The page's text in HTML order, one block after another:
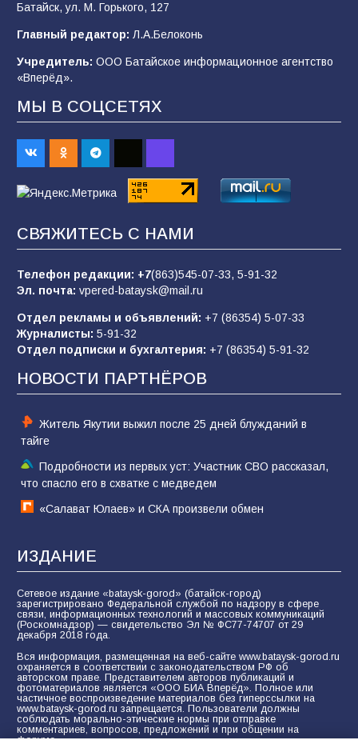
Будет ли мобилизация в России в 2026 году
после выборов: в Госдуме дали ответ
102 06.08.2026
В детском саду № 35 дети освоили
строительные профессии в ходе
спортивного праздника
07.08.2026
«Слухами Москву не возьмёшь»: почему
отчаяние, а не разведка
83 02.08.2026
Командовал боем до последнего: герой
60 05.08.2026
Батайск, ул. М. Горького, 127
Главный редактор: Л.А.Белоконь
Учредитель: ООО Батайское информационное агентство
«Вперёд».
МЫ В СОЦСЕТЯХ
СВЯЖИТЕСЬ С НАМИ
Телефон редакции: +7(863)545-07-33, 5-91-32
Эл. почта: vpered-bataysk@mail.ru
Отдел рекламы и объявлений: +7 (86354) 5-07-33
Журналисты: 5-91-32
Отдел подписки и бухгалтерия: +7 (86354) 5-91-32
НОВОСТИ ПАРТНЁРОВ
Житель Якутии выжил после 25 дней блужданий в
тайге
Подробности из первых уст: Участник СВО рассказал,
что спасло его в схватке с медведем
«Салават Юлаев» и СКА произвели обмен
ИЗДАНИЕ
Сетевое издание «bataysk-gorod» (батайск-город)
зарегистрировано Федеральной службой по надзору в сфере
связи, информационных технологий и массовых коммуникаций
(Роскомнадзор) — свидетельство Эл № ФС77-74707 от 29
декабря 2018 года.
Вся информация, размещенная на веб-сайте www.bataysk-gorod.ru
охраняется в соответствии с законодательством РФ об
авторском праве. Представителем авторов публикаций и
фотоматериалов является «ООО БИА Вперёд». Полное или
частичное воспроизведение материалов без гиперссылки на
www.bataysk-gorod.ru запрещается. Пользователи должны
соблюдать морально-этические нормы при отправке
комментариев, вопросов, предложений и при общении на